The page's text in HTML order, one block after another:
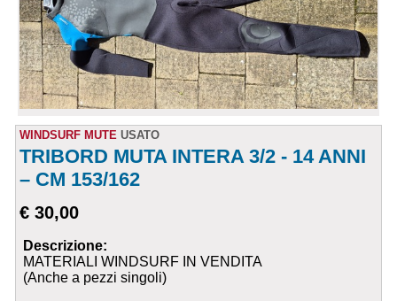
WINDSURF MUTE USATO
TRIBORD MUTA INTERA 3/2 - 14 ANNI
– CM 153/162
€ 30,00
Descrizione:
MATERIALI WINDSURF IN VENDITA
(Anche a pezzi singoli)